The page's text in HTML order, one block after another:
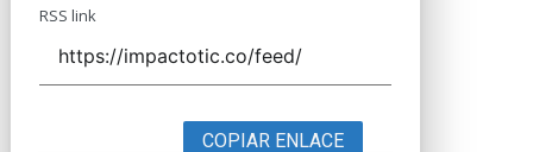
RSS link
COPIAR ENLACE